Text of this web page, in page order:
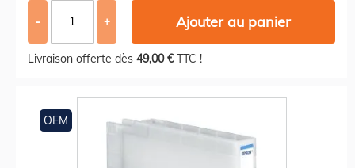
- + Ajouter au panier
Livraison offerte dès 49,00 €TTC !
OEM